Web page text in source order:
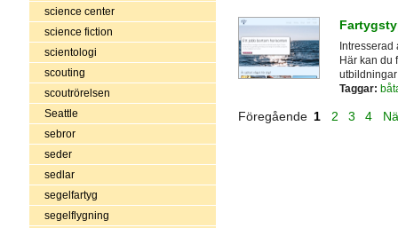
science center
science fiction
scientologi
scouting
scoutrörelsen
Seattle
sebror
seder
sedlar
segelfartyg
segelflygning
Intresserad
Här kan du
Taggar:
Föregående 1 2 3 4